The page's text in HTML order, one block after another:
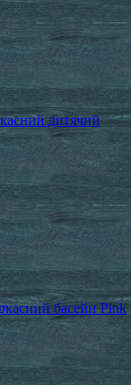
дитячий
басейн Pink